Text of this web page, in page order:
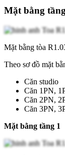
Mặt bằng
Mặt bằng tòa
Theo sơ đồ mặt
Căn studio
Căn 1PN,
Căn 2PN,
Căn 3PN,
Mặt bằng tầng 1